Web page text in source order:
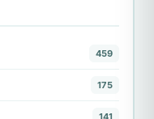
459
175
141